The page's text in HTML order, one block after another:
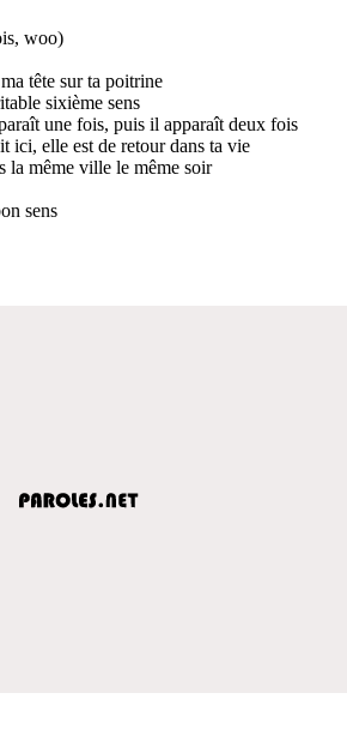
woo)
tête sur ta poitrine
sixième sens
une fois, puis il apparaît deux fois
ici, elle est de retour dans ta vie
la même ville le même soir
sens